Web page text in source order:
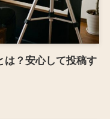
は？安心して投稿す